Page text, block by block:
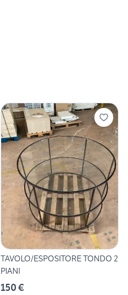
TAVOLO/ESPOSITORE TONDO 2
PIANI
150 €